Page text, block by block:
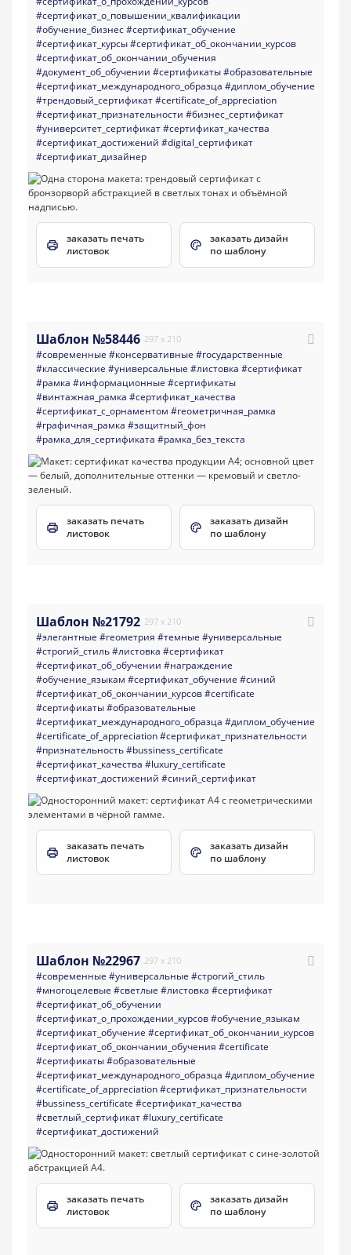
#сертификат_о_повышении_квалификации
#обучение_бизнес#сертификат_обучение
#сертификат_курсы#сертификат_об_окончании_курсов
#сертификат_об_окончании_обучения
#документ_об_обучении #сертификаты#образовательные
#сертификат_международного_образца #диплом_обучение
#трендовый_сертификат#certificate_of_appreciation
#сертификат_признательности #бизнес_сертификат
#университет_сертификат#сертификат_качества
#сертификат_достижений #digital_сертификат
#сертификат_дизайнер
заказать печать
листовок
заказать дизайн
по шаблону
Шаблон №58446 297 x 210
#современные #консервативные #государственные
#классические #универсальные #листовка #сертификат
#рамка #информационные #сертификаты
#винтажная_рамка #сертификат_качества
#сертификат_с_орнаментом #геометричная_рамка
#графичная_рамка #защитный_фон
#рамка_для_сертификата #рамка_без_текста
заказать печать
листовок
заказать дизайн
по шаблону
Шаблон №21792 297 x 210
#элегантные #геометрия #темные #универсальные
#строгий_стиль#листовка #сертификат
#сертификат_об_обучении #награждение
#обучение_языкам #сертификат_обучение #синий
#сертификат_об_окончании_курсов#certificate
#сертификаты#образовательные
#сертификат_международного_образца #диплом_обучение
#certificate_of_appreciation#сертификат_признательности
#признательность#bussiness_certificate
#сертификат_качества #luxury_certificate
#сертификат_достижений #синий_сертификат
заказать печать
листовок
заказать дизайн
по шаблону
Шаблон №22967 297 x 210
#современные #универсальные #строгий_стиль
#многоцелевые #светлые #листовка #сертификат
#сертификат_об_обучении
#сертификат_о_прохождении_курсов#обучение_языкам
#сертификат_обучение #сертификат_об_окончании_курсов
#сертификат_об_окончании_обучения #certificate
#сертификаты#образовательные
#сертификат_международного_образца #диплом_обучение
#certificate_of_appreciation#сертификат_признательности
#bussiness_certificate #сертификат_качества
#светлый_сертификат#luxury_certificate
#сертификат_достижений
заказать печать
листовок
заказать дизайн
по шаблону